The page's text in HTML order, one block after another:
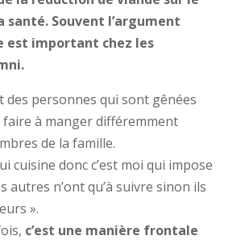
santé. Souvent l’argument
est important chez les
des personnes qui sont gênées
faire à manger différemment
de la famille.
cuisine donc c’est moi qui impose
autres n’ont qu’à suivre sinon ils
».
c’est une manière frontale